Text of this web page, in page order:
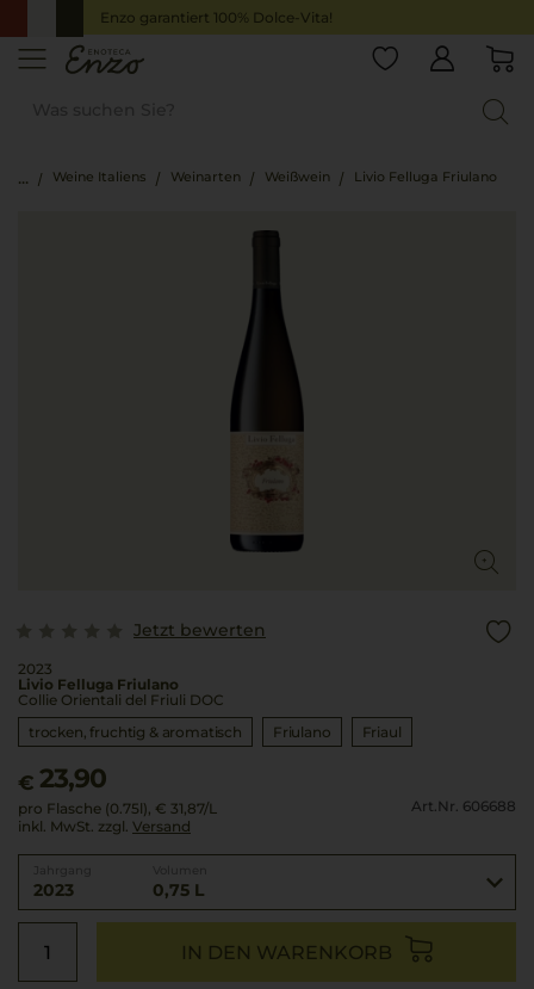
Enzo garantiert 100% Dolce-Vita!
Weine Italiens Weinarten Weißwein Livio Felluga Friulano
Jetzt bewerten
2023
Livio Felluga Friulano
Collie Orientali del Friuli DOC
trocken, fruchtig & aromatisch
Friulano Friaul
€ 23,90
pro Flasche (0.75l), € 31,87/L
inkl. MwSt. zzgl. Versand
Art.Nr. 606688
2023 0,75 L
IN DEN WARENKORB